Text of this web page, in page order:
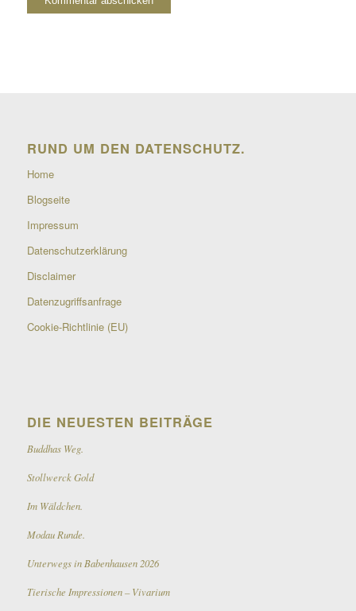
RUND UM DEN DATENSCHUTZ.
Home
Blogseite
Impressum
Datenschutzerklärung
Disclaimer
Datenzugriffsanfrage
Cookie-Richtlinie (EU)
DIE NEUESTEN BEITRÄGE
Buddhas Weg.
Stollwerck Gold
Im Wäldchen.
Modau Runde.
Unterwegs in Babenhausen 2026
Tierische Impressionen – Vivarium